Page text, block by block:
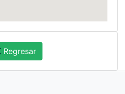
Regresar